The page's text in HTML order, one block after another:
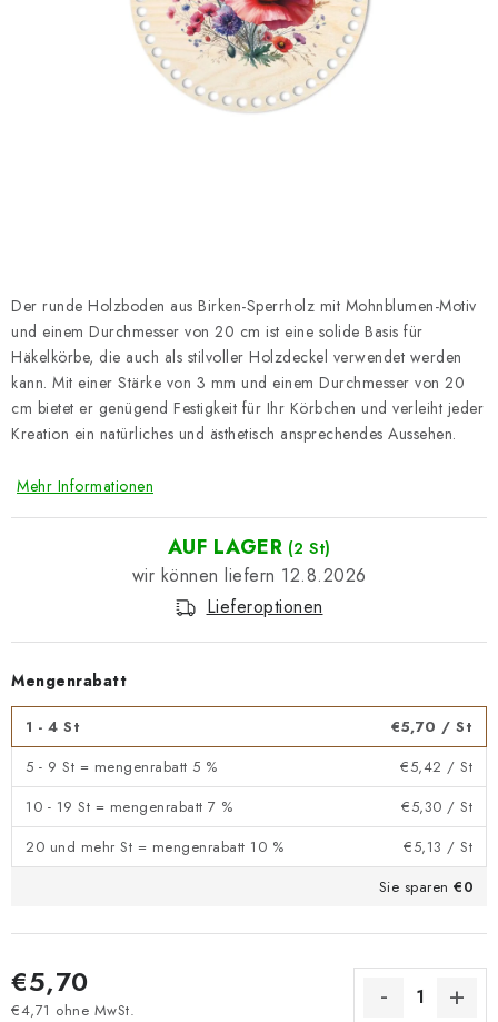
Datenschutzerklärung
Impressum
Der runde Holzboden aus Birken-Sperrholz mit Mohnblumen-Motiv
und einem Durchmesser von 20 cm ist eine solide Basis für
Häkelkörbe, die auch als stilvoller Holzdeckel verwendet werden
kann. Mit einer Stärke von 3 mm und einem Durchmesser von 20
cm bietet er genügend Festigkeit für Ihr Körbchen und verleiht jeder
Kreation ein natürliches und ästhetisch ansprechendes Aussehen.
Mehr Informationen
AUF LAGER (2 St)
12.8.2026
Lieferoptionen
Mengenrabatt
1 - 4 St €5,70 / St
5 - 9 St = mengenrabatt 5 %
€5,42 / St
10 - 19 St = mengenrabatt 7 %
€5,30 / St
20 und mehr St = mengenrabatt 10 %
€5,13 / St
Sie sparen €0
€5,70
€4,71 ohne MwSt.